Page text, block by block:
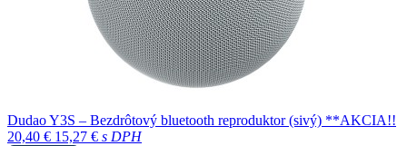
Dudao Y3S – Bezdrôtový bluetooth reproduktor (sivý) **AKCIA!!
20,40 € 15,27 € s DPH